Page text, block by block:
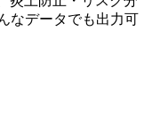
なデータでも出力可